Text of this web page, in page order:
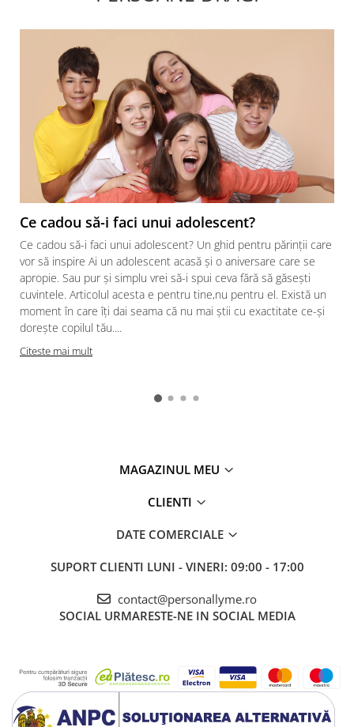
Ce cadou să-i faci unui adolescent?
Ce cadou să-i faci unui adolescent? Un ghid pentru părinții care
vor să inspire Ai un adolescent acasă și o aniversare care se
apropie. Sau pur și simplu vrei să-i spui ceva fără să găsești
cuvintele. Articolul acesta e pentru tine,nu pentru el. Există un
moment în care îți dai seama că nu mai știi cu exactitate ce-și
dorește copilul tău....
Citeste mai mult
MAGAZINUL MEU
CLIENTI
DATE COMERCIALE
SUPORT CLIENTI LUNI - VINERI: 09:00 - 17:00
contact@personallyme.ro
SOCIAL URMARESTE-NE IN SOCIAL MEDIA